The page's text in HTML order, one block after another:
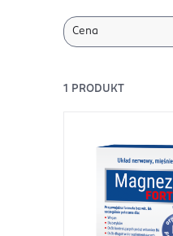
Cena
1 PRODUKT